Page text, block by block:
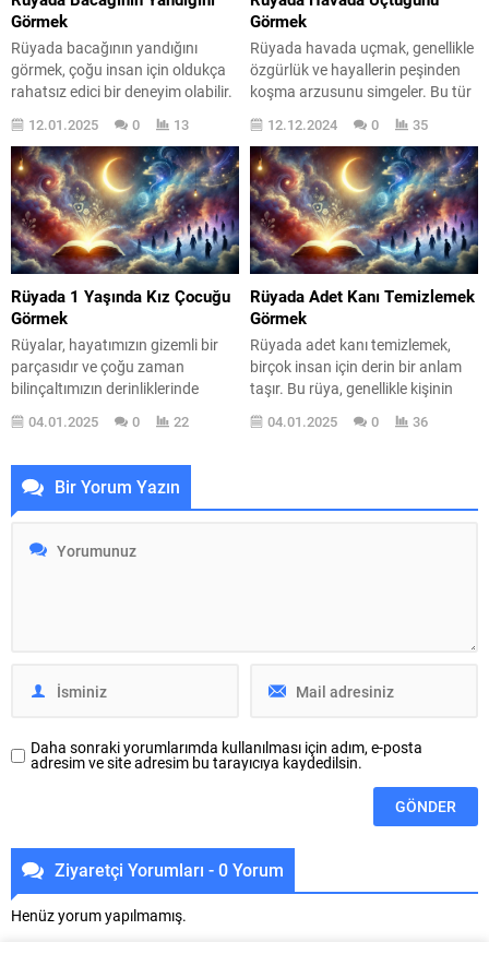
dolusunuz. Rüyalar, bazen
bilinçaltımızın bizlere iletmeye...
şans sembolü...
Görmek
Rüyada bacağının yandığını
görmek, çoğu insan için oldukça
rahatsız edici bir deneyim olabilir.
Ancak bu rüya, sadece bir kabus
değil, aynı zamanda derin
anlamlar ve duygusal yansımalar
taşıyan bir semboldür. Rüyaların,
bilinçaltımızın bir yansıması
olduğunu düşünürsek, bu tür
rüyalar, içsel çatışmalarımızı veya
kaygılarımızı ifade etmenin bir
yolu olabilir. Peki, bu...
12.01.2025 0 13
Görmek
Rüyada havada uçmak, genellikle
özgürlük ve hayallerin peşinden
koşma arzusunu simgeler. Bu tür
rüyalar, kişinin içsel dünyasındaki
huzursuzlukları, mutluluğu veya
hayal gücünü yansıtabilir. Uçmak,
çoğu zaman günlük yaşamın
sıkıntılarından uzaklaşma isteğini
temsil eder. Kendinizi havada
süzülürken hayal etmek, belki de
yaşamınızdaki bazı sorunlardan
kaçmanın bir yoludur. Peki, bu
rüyalar ne...
12.12.2024 0 35
Rüyada 1 Yaşında Kız Çocuğu
Görmek
Rüyalar, hayatımızın gizemli bir
parçasıdır ve çoğu zaman
bilinçaltımızın derinliklerinde
sakladığı duyguları, düşünceleri
ve arzuları yansıtır. Rüyada 1
bağlamda oldukça özel bir anlam
taşıyabilir. Peki, bu rüya ne
anlama geliyor? Rüyada görülen
bu masum ve sevimli figür,
genellikle yeni başlangıçların,
04.01.2025 0 22
Rüyada Adet Kanı Temizlemek
Görmek
Rüyada adet kanı temizlemek,
birçok insan için derin bir anlam
taşır. Bu rüya, genellikle kişinin
yaşamında meydana gelen
duygusal değişimlerin ve
04.01.2025 0 36
Bir Yorum Yazın
Daha sonraki yorumlarımda kullanılması için adım, e-posta
adresim ve site adresim bu tarayıcıya kaydedilsin.
Ziyaretçi Yorumları - 0 Yorum
Henüz yorum yapılmamış.